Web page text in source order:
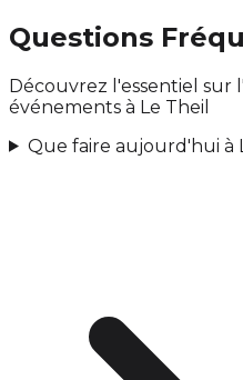
Questions
Découvrez l'essentiel sur
événements à Le Theil
Que faire aujourd'hui à